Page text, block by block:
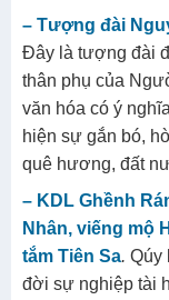
– Tượng đài
Đây là tượng đài
thân phụ của
văn hóa có ý
hiện sự gắn bó,
quê hương, đất
– KDL Ghềnh
Nhân, viếng mộ
tắm Tiên Sa. Qúy
đời sự nghiệp tài